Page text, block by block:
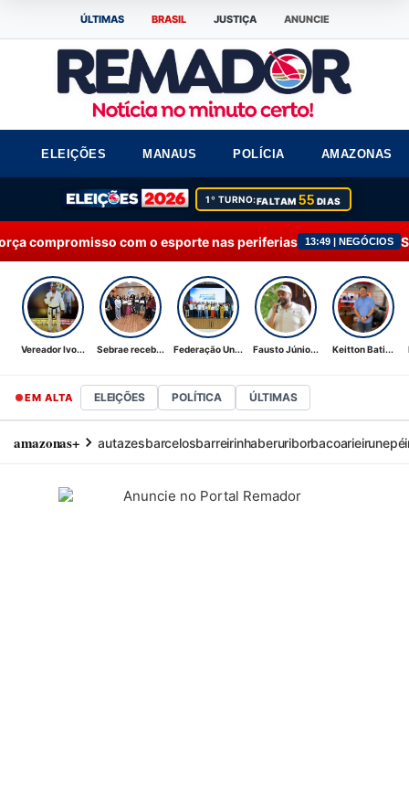
ÚLTIMAS BRASIL JUSTIÇA ANUNCIE
ELEIÇÕES MANAUS POLÍCIA AMAZONAS
1º TURNO:FALTAM55 DIAS
o esporte nas periferias 13:49 | NEGÓCIOS Sebrae recebe
Vereador Ivo... Sebrae receb... Federação Un... Fausto Júnio... Keitton Bati...
EM ALTA ELEIÇÕES POLÍTICA ÚLTIMAS
amazonas+ autazesbarcelosbarreirinhaberuriborbacoarieirunepé